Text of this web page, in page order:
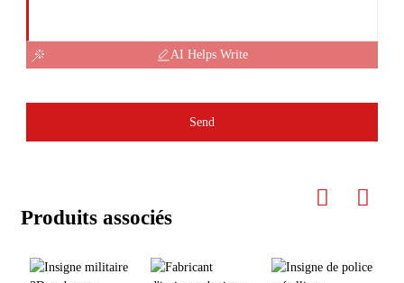
AI Helps Write
Send
Produits associés